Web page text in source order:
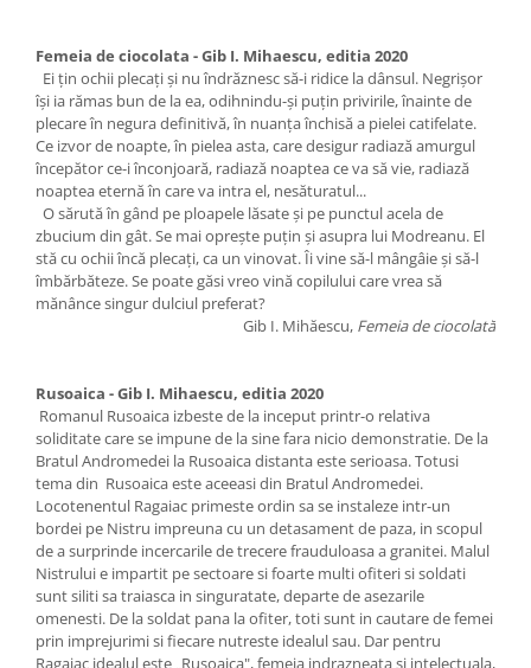
Femeia de ciocolata - Gib I. Mihaescu, editia 2020
Ei ţin ochii plecaţi şi nu îndrăznesc să-i ridice la dânsul. Negrişor
îşi ia rămas bun de la ea, odihnindu-şi puţin privirile, înainte de
plecare în negura definitivă, în nuanţa închisă a pielei catifelate.
Ce izvor de noapte, în pielea asta, care desigur radiază amurgul
începător ce-i înconjoară, radiază noaptea ce va să vie, radiază
noaptea eternă în care va intra el, nesăturatul...
O sărută în gând pe ploapele lăsate şi pe punctul acela de
zbucium din gât. Se mai opreşte puţin şi asupra lui Modreanu. El
stă cu ochii încă plecaţi, ca un vinovat. Îi vine să-l mângâie şi să-l
îmbărbăteze. Se poate găsi vreo vină copilului care vrea să
mănânce singur dulciul preferat?
Gib I. Mihăescu, Femeia de ciocolată
Rusoaica - Gib I. Mihaescu, editia 2020
Romanul Rusoaica izbeste de la inceput printr-o relativa
soliditate care se impune de la sine fara nicio demonstratie. De la
Bratul Andromedei la Rusoaica distanta este serioasa. Totusi
tema din Rusoaica este aceeasi din Bratul Andromedei.
Locotenentul Ragaiac primeste ordin sa se instaleze intr-un
bordei pe Nistru impreuna cu un detasament de paza, in scopul
de a surprinde incercarile de trecere frauduloasa a granitei. Malul
Nistrului e impartit pe sectoare si foarte multi ofiteri si soldati
sunt siliti sa traiasca in singuratate, departe de asezarile
omenesti. De la soldat pana la ofiter, toti sunt in cautare de femei
prin imprejurimi si fiecare nutreste idealul sau. Dar pentru
Ragaiac idealul este „Rusoaica", femeia indrazneata si intelectuala,